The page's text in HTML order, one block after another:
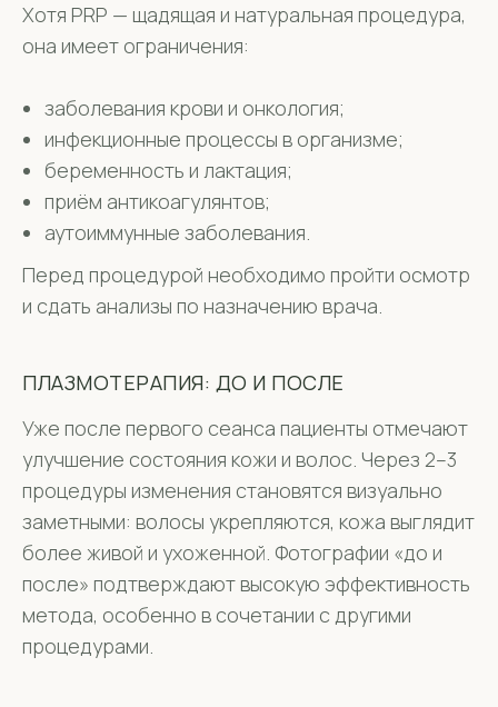
Хотя PRP — щадящая и натуральная процедура,
она имеет ограничения:
заболевания крови и онкология;
инфекционные процессы в организме;
беременность и лактация;
приём антикоагулянтов;
аутоиммунные заболевания.
Перед процедурой необходимо пройти осмотр
и сдать анализы по назначению врача.
ПЛАЗМОТЕРАПИЯ: ДО И ПОСЛЕ
Уже после первого сеанса пациенты отмечают
улучшение состояния кожи и волос. Через 2–3
процедуры изменения становятся визуально
заметными: волосы укрепляются, кожа выглядит
более живой и ухоженной. Фотографии «до и
после» подтверждают высокую эффективность
метода, особенно в сочетании с другими
процедурами.